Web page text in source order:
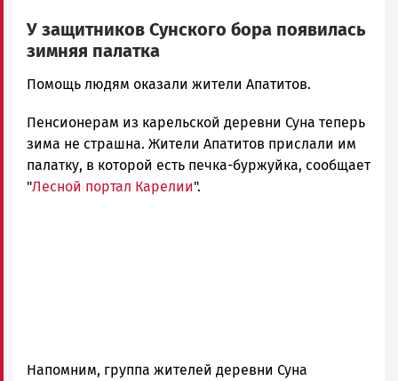
У защитников Сунского бора появилась
зимняя палатка
Корректор
Петрозаводска
и
Карелии
|
Помощь людям оказали жители Апатитов.
Пенсионерам из карельской деревни Суна теперь
зима не страшна. Жители Апатитов прислали им
палатку, в которой есть печка-буржуйка, сообщает
"Лесной портал Карелии".
Напомним, группа жителей деревни Суна